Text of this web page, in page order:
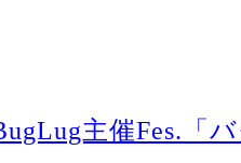
主催Fes.「